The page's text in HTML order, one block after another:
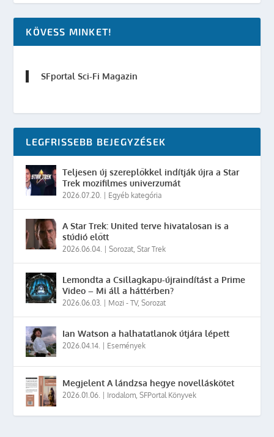
KÖVESS MINKET!
SFportal Sci-Fi Magazin
LEGFRISSEBB BEJEGYZÉSEK
Teljesen új szereplőkkel indítják újra a Star
Trek mozifilmes univerzumát
2026.07.20. Egyéb kategória
A Star Trek: United terve hivatalosan is a
stúdió előtt
2026.06.04. |Sorozat,Star Trek
Lemondta a Csillagkapu-újraindítást a Prime
Video – Mi áll a háttérben?
2026.06.03. Mozi - TV,Sorozat
Ian Watson a halhatatlanok útjára lépett
2026.04.14. Események
Megjelent A lándzsa hegye novelláskötet
2026.01.06. Irodalom,SFPortal Könyvek